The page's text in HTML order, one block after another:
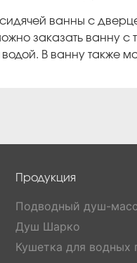
ванны с
заказать ванну
В ванну также
Продукция
Подводный душ-
Душ Шарко
Кушетка для водных